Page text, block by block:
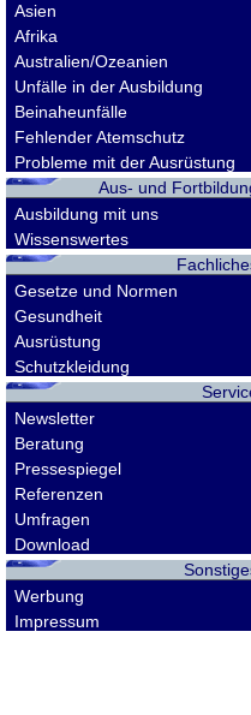
Asien
Afrika
Australien/Ozeanien
Unfälle in der Ausbildung
Beinaheunfälle
Fehlender Atemschutz
Probleme mit der Ausrüstung
Aus- und
Ausbildung mit uns
Wissenswertes
Gesetze und Normen
Gesundheit
Ausrüstung
Schutzkleidung
Newsletter
Beratung
Pressespiegel
Referenzen
Umfragen
Download
Werbung
Impressum